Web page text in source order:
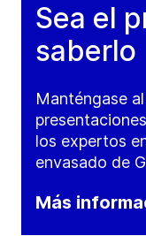
Sea el
saberlo
Manténgase
los expertos
envasado de
Más